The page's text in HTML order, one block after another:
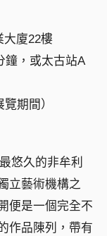
大廈22樓
鐘，或太古站A
期間）
悠久的非牟利
立藝術機構之
便是一個完全不
作品陳列，帶有